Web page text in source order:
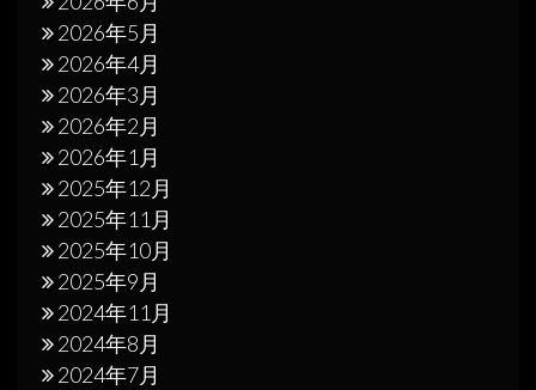
2026年5月
2026年4月
2026年3月
2026年2月
2026年1月
2025年12月
2025年11月
2025年10月
2025年9月
2024年11月
2024年8月
2024年7月